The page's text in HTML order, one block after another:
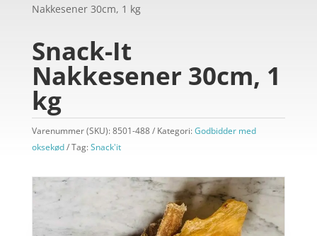
Nakkesener 30cm, 1 kg
Snack-It
Nakkesener 30cm, 1
kg
Varenummer (SKU):8501-488 Kategori:Godbidder med
oksekød
Tag:Snack'it